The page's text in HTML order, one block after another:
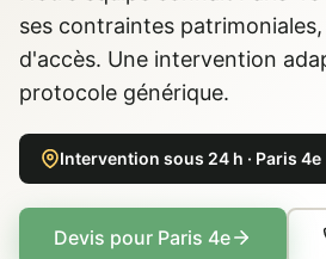
ses contraintes
d'accès. Une intervention
protocole générique.
Intervention sous 24 h · Paris 4e
Devis pour Paris 4e